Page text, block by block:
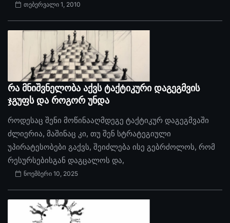
თებერვალი 1, 2010
რა მნიშვნელობა აქვს ტაქტიკური დაგეგმვის
ჯგუფს და როგორ უნდა
როდესაც შენი მოწინააღმდეგე ტაქტიკურ დაგეგმვაში
ძლიერია, მაშინაც კი, თუ შენ სტრატეგიული
უპირატესობები გაქვს, შეიძლება ისე გებრძოლოს, რომ
რესურსებისგან დაგცალოს და,
ნოემბერი 10, 2025